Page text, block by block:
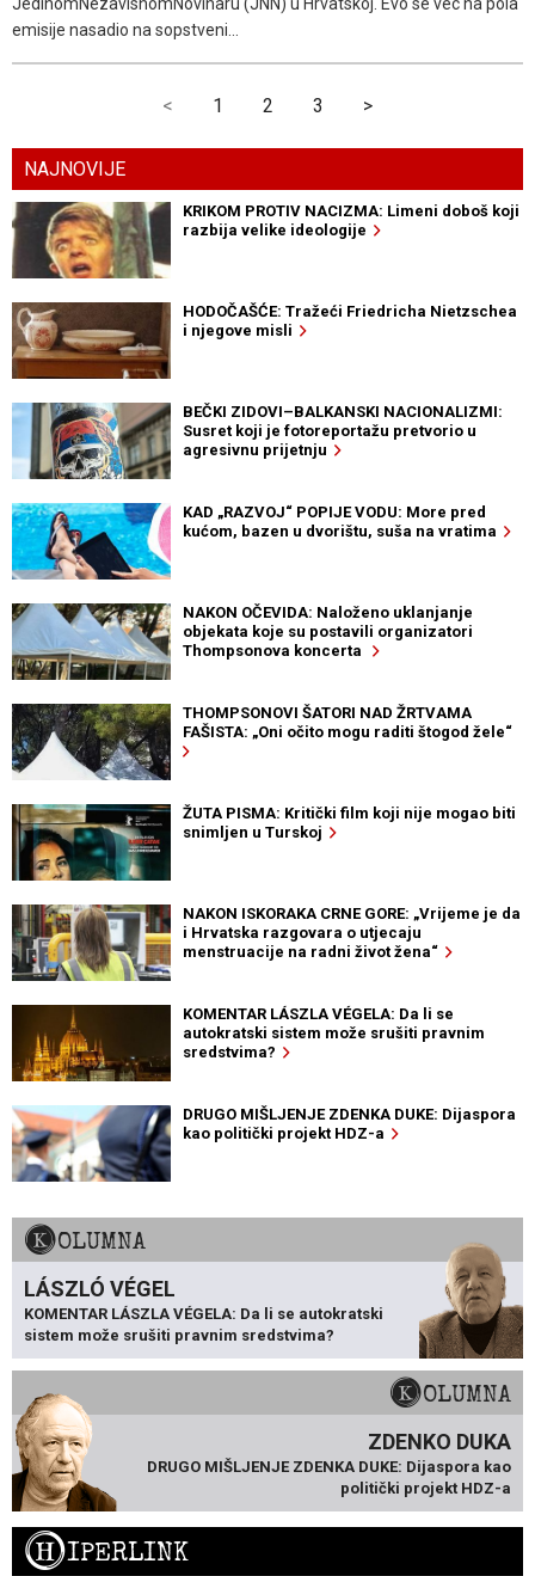
JedinomNezavisnomNovinaru (JNN) u Hrvatskoj. Evo se vec na pola
emisije nasadio na sopstveni...
< 1 2 3 >
NAJNOVIJE
KRIKOM PROTIV NACIZMA: Limeni doboš koji
razbija velike ideologije
HODOČAŠĆE: Tražeći Friedricha Nietzschea
i njegove misli
BEČKI ZIDOVI–BALKANSKI NACIONALIZMI:
Susret koji je fotoreportažu pretvorio u
agresivnu prijetnju
KAD „RAZVOJ“ POPIJE VODU: More pred
kućom, bazen u dvorištu, suša na vratima
NAKON OČEVIDA: Naloženo uklanjanje
objekata koje su postavili organizatori
Thompsonova koncerta
THOMPSONOVI ŠATORI NAD ŽRTVAMA
FAŠISTA: „Oni očito mogu raditi štogod žele“
ŽUTA PISMA: Kritički film koji nije mogao biti
snimljen u Turskoj
NAKON ISKORAKA CRNE GORE: „Vrijeme je da
i Hrvatska razgovara o utjecaju
menstruacije na radni život žena“
KOMENTAR LÁSZLA VÉGELA: Da li se
autokratski sistem može srušiti pravnim
sredstvima?
DRUGO MIŠLJENJE ZDENKA DUKE: Dijaspora
kao politički projekt HDZ-a
KOLUMNA
LÁSZLÓ VÉGEL
KOMENTAR LÁSZLA VÉGELA: Da li se autokratski
sistem može srušiti pravnim sredstvima?
KOLUMNA
ZDENKO DUKA
DRUGO MIŠLJENJE ZDENKA DUKE: Dijaspora kao
politički projekt HDZ-a
HIPERLINK